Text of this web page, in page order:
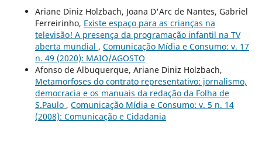
Ariane Diniz Holzbach, Joana D'Arc de Nantes, Gabriel
Ferreirinho, Existe espaço para as crianças na
televisão! A presença da programação infantil na TV
aberta mundial , Comunicação Mídia e Consumo: v. 17
n. 49 (2020): MAIO/AGOSTO
Afonso de Albuquerque, Ariane Diniz Holzbach,
Metamorfoses do contrato representativo: jornalismo,
democracia e os manuais da redação da Folha de
S.Paulo , Comunicação Mídia e Consumo: v. 5 n. 14
(2008): Comunicação e Cidadania